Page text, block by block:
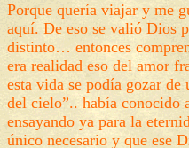
Porque quería viajar y me
aquí. De eso se valió Dios
distinto… entonces
era realidad eso del amor
esta vida se podía gozar
del cielo”.. había conocido
ensayando ya para la
único necesario y que ese